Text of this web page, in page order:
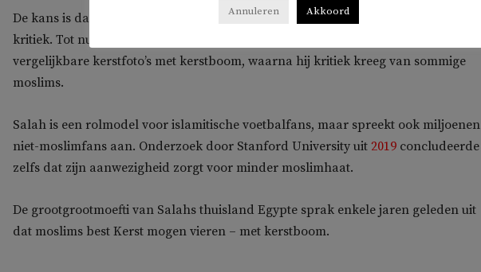
De kans is dan ook klein dat Salah zich in het vervolg iets zal aantrekken van de
kritiek. Tot nu toe is dat in ieder geval niet zo. De afgelopen jaren deelde hij
vergelijkbare kerstfoto’s met kerstboom, waarna hij kritiek kreeg van sommige
moslims.
Salah is een rolmodel voor islamitische voetbalfans, maar spreekt ook miljoenen
niet-moslimfans aan. Onderzoek door Stanford University uit 2019 concludeerde
zelfs dat zijn aanwezigheid zorgt voor minder moslimhaat.
De grootgrootmoefti van Salahs thuisland Egypte sprak enkele jaren geleden uit
dat moslims best Kerst mogen vieren – met kerstboom.
Annuleren Akkoord